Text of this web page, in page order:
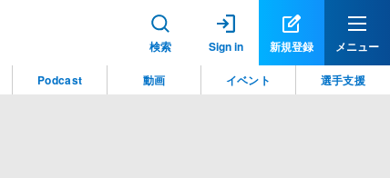
検索 Sign in 新規登録 メニュー
Podcast 動画 イベント 選手支援